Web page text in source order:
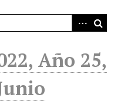
Año 25,